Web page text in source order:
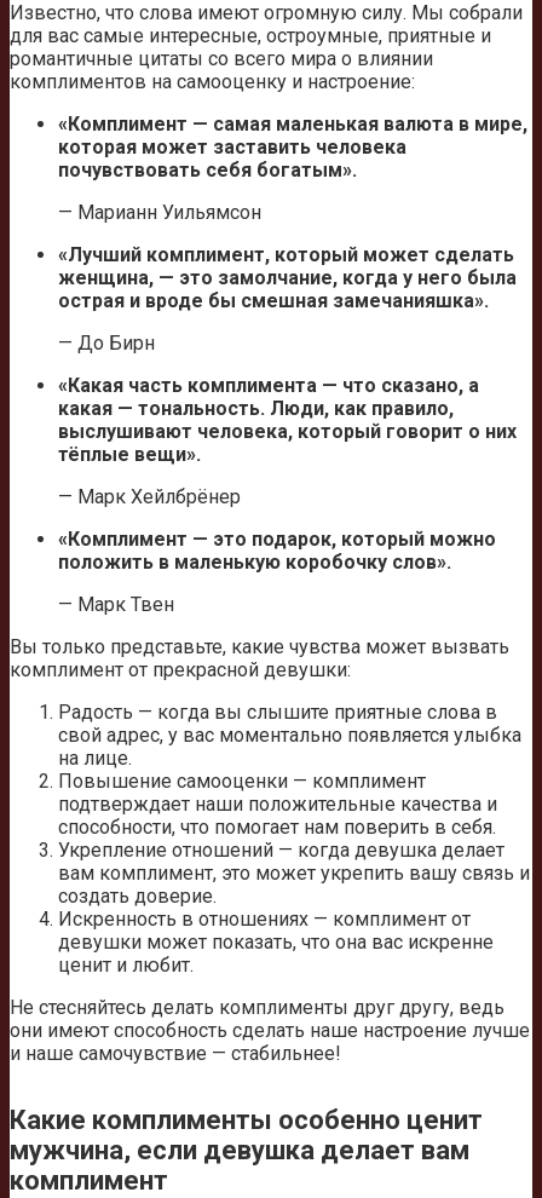
Известно, что слова имеют огромную силу. Мы собрали
для вас самые интересные, остроумные, приятные и
романтичные цитаты со всего мира о влиянии
комплиментов на самооценку и настроение:
«Комплимент — самая маленькая валюта в мире,
которая может заставить человека
почувствовать себя богатым».
— Марианн Уильямсон
«Лучший комплимент, который может сделать
женщина, — это замолчание, когда у него была
острая и вроде бы смешная замечанияшка».
— До Бирн
«Какая часть комплимента — что сказано, а
какая — тональность. Люди, как правило,
выслушивают человека, который говорит о них
тёплые вещи».
— Марк Хейлбрёнер
«Комплимент — это подарок, который можно
положить в маленькую коробочку слов».
— Марк Твен
Вы только представьте, какие чувства может вызвать
комплимент от прекрасной девушки:
Радость — когда вы слышите приятные слова в
свой адрес, у вас моментально появляется улыбка
на лице.
Повышение самооценки — комплимент
подтверждает наши положительные качества и
способности, что помогает нам поверить в себя.
Укрепление отношений — когда девушка делает
вам комплимент, это может укрепить вашу связь и
создать доверие.
Искренность в отношениях — комплимент от
девушки может показать, что она вас искренне
ценит и любит.
Не стесняйтесь делать комплименты друг другу, ведь
они имеют способность сделать наше настроение лучше
и наше самочувствие — стабильнее!
Какие комплименты особенно ценит
мужчина, если девушка делает вам
комплимент